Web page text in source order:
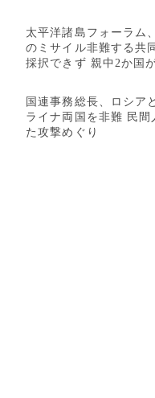
太平洋諸島フォーラム
のミサイル非難する共
採択できず 親中2か国
国連事務総長、ロシア
ライナ両国を非難 民間
た攻撃めぐり